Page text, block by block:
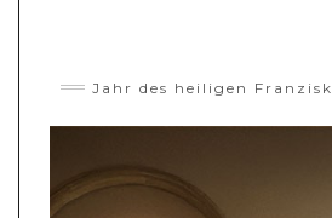
Jahr des heiligen